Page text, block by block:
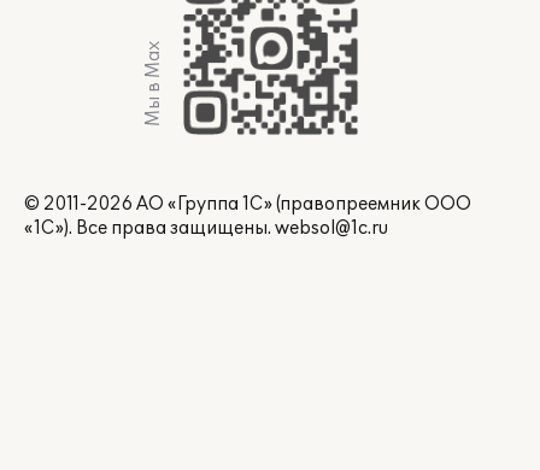
Мы в Max
© 2011-2026 АО «Группа 1С» (правопреемник ООО
«1С»). Все права защищены. websol@1c.ru